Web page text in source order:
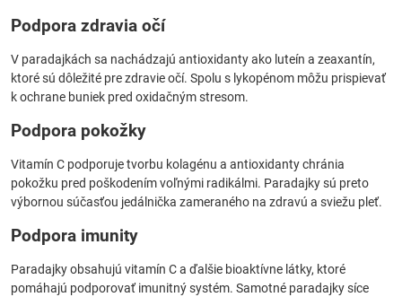
Podpora zdravia očí
V paradajkách sa nachádzajú antioxidanty ako luteín a zeaxantín,
ktoré sú dôležité pre zdravie očí. Spolu s lykopénom môžu prispievať
k ochrane buniek pred oxidačným stresom.
Podpora pokožky
Vitamín C podporuje tvorbu kolagénu a antioxidanty chránia
pokožku pred poškodením voľnými radikálmi. Paradajky sú preto
výbornou súčasťou jedálnička zameraného na zdravú a sviežu pleť.
Podpora imunity
Paradajky obsahujú vitamín C a ďalšie bioaktívne látky, ktoré
pomáhajú podporovať imunitný systém. Samotné paradajky síce